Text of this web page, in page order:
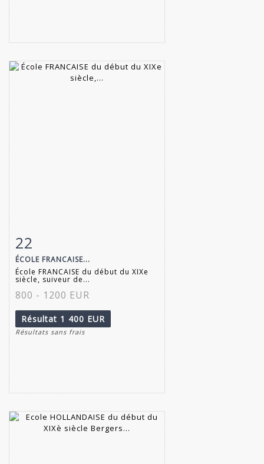
Fiche détaillée
22
ÉCOLE FRANCAISE...
École FRANCAISE du début du XIXe
siècle, suiveur de...
800 - 1200 EUR
Résultat 1 400 EUR
Résultats sans frais